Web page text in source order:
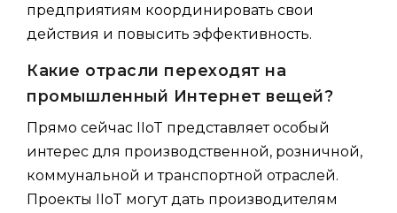
предприятиям координировать свои
действия и повысить эффективность.
Какие отрасли переходят на
промышленный Интернет вещей?
Прямо сейчас IIoT представляет особый
интерес для производственной, розничной,
коммунальной и транспортной отраслей.
Проекты IIoT могут дать производителям